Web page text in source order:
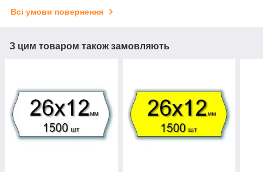
Всі умови повернення
З цим товаром також замовляють